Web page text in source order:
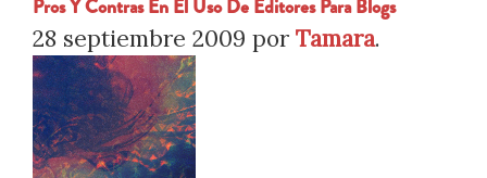
Pros Y Contras En El Uso De Editores Para Blogs
28 septiembre 2009 por Tamara.